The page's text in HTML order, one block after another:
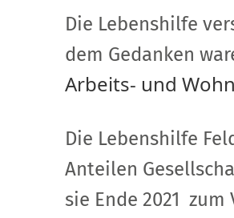
Die Lebenshilfe
dem Gedanken
Arbeits- und
Die Lebenshilfe
Anteilen
sie Ende 2021